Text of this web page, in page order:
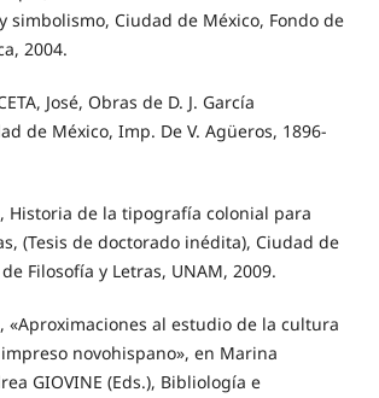
simbolismo, Ciudad de México, Fondo de
2004.
José, Obras de D. J. García
de México, Imp. De V. Agüeros, 1896-
Historia de la tipografía colonial para
(Tesis de doctorado inédita), Ciudad de
Filosofía y Letras, UNAM, 2009.
«Aproximaciones al estudio de la cultura
novohispano», en Marina
GIOVINE (Eds.), Bibliología e